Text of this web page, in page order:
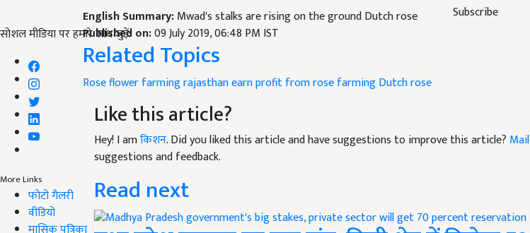
Subscribe
सोशल मीडिया पर हमारे साथ जुड़ें:
More Links
फोटो गैलरी
वीडियो
English Summary:Mwad's stalks are rising on the ground Dutch rose
Published on:09 July 2019, 06:48 PM IST
Related Topics
Rose flower farmingrajasthan earn profitfrom rose farmingDutch rose
Like this article?
Hey! I amकिशन. Did you liked this article and have suggestions to improve this article? Mail
suggestions and feedback.
Read next